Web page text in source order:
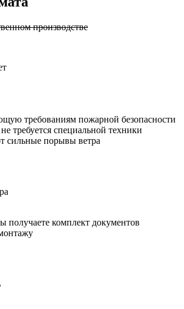
производстве
требованиям пожарной безопасности
требуется специальной техники
сильные порывы ветра
получаете комплект документов